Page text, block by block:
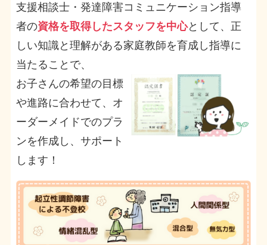
支援相談士・発達障害コミュニケーション指導
者の資格を取得したスタッフを中心として、正
しい知識と理解がある家庭教師を育成し指導に
当たることで、
お子さんの希望の目標
や進路に合わせて、オ
ーダーメイドでのプラ
ンを作成し、サポート
します！